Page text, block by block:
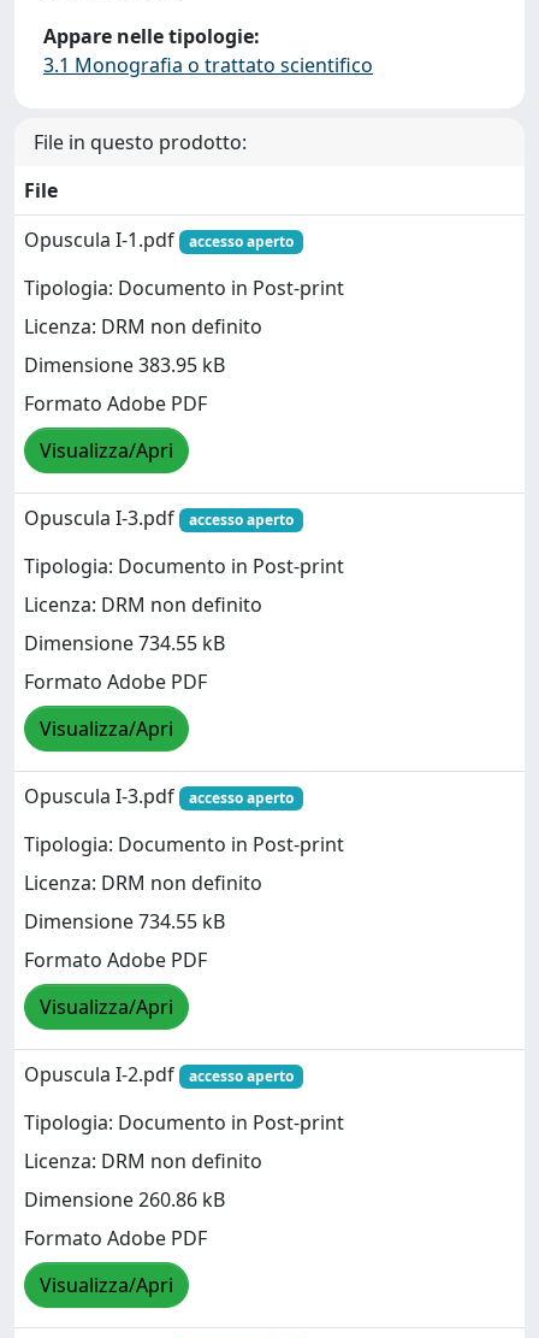
Appare nelle tipologie:
3.1 Monografia o trattato scientifico
File in questo prodotto:
File
Opuscula I-1.pdf
accesso aperto
Tipologia: Documento in Post-print
Licenza: DRM non definito
Dimensione 383.95 kB
Formato Adobe PDF
Visualizza/Apri
Opuscula I-3.pdf accesso aperto
Tipologia: Documento in Post-print
Licenza: DRM non definito
Dimensione 734.55 kB
Formato Adobe PDF
Visualizza/Apri
Opuscula I-3.pdf accesso aperto
Tipologia: Documento in Post-print
Licenza: DRM non definito
Dimensione 734.55 kB
Formato Adobe PDF
Visualizza/Apri
Opuscula I-2.pdf accesso aperto
Tipologia: Documento in Post-print
Licenza: DRM non definito
Dimensione 260.86 kB
Formato Adobe PDF
Visualizza/Apri